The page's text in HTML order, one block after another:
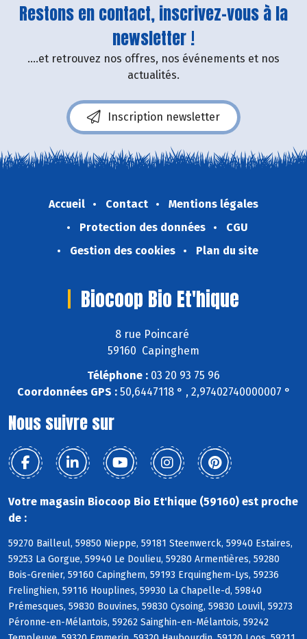
Restons en contact, inscrivez-vous à la
newsletter !
....et retrouvez nos offres, nos événements et nos
actualités.
Inscription newsletter
Accueil Contact
Mentions légales
Protection des données
CGU
Gestion des cookies
Plan du site
Biocoop Bio Et'hique
8 rue Poincaré
59160 Capinghem
Téléphone : 03 20 93 75 96
Coordonnées GPS :50,6447118 ° , 2,97402740000007 °
Nous suivre sur
Votre magasin Biocoop Bio Et'hique (59160) est proche
de :
59270 Bailleul, 59850 Nieppe, 59181 Steenwerck, 59940 Estaires,
59253 La Gorgue, 59940 Le Doulieu, 59280 Armentières, 59280
Bois-Grenier, 59160 Capinghem, 59193 Erquinghem-Lys, 59236
Frelinghien, 59116 Houplines, 59930 La Chapelle-d, 59840
Prémesques, 59830 Bouvines, 59830 Cysoing, 59830 Louvil, 59273
Péronne-en-Mélantois, 59262 Sainghin-en-Mélantois, 59242